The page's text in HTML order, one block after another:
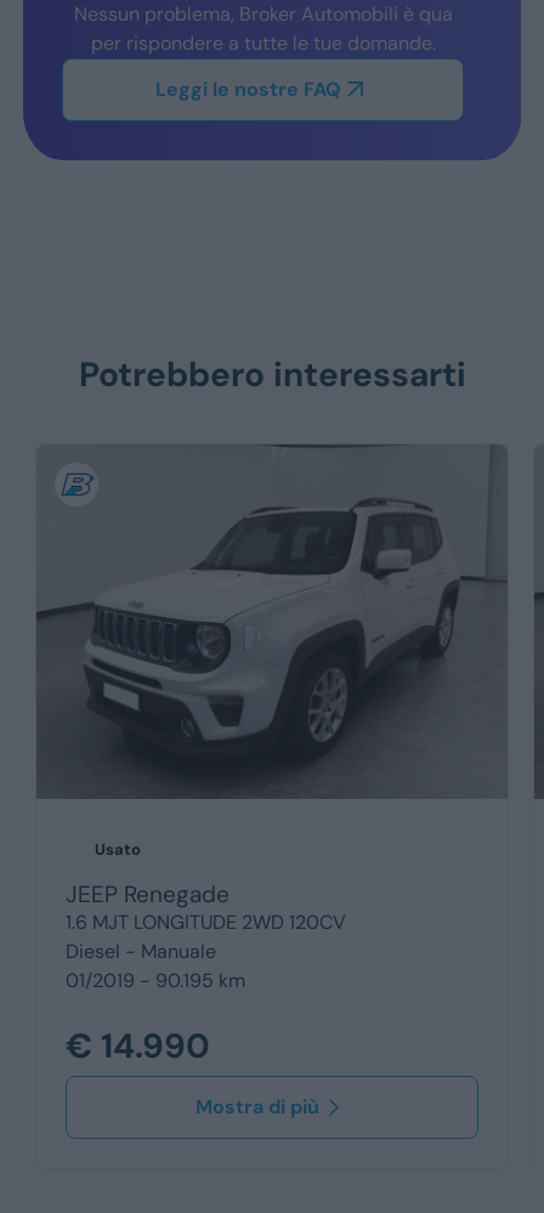
Nessun problema, Broker Automobili è qua
per rispondere a tutte le tue domande.
Leggi le nostre FAQ
Potrebbero interessarti
Usato
JEEP Renegade
1.6 MJT LONGITUDE 2WD 120CV
Diesel - Manuale
01/2019 - 90.195 km
€ 14.990
Mostra di più